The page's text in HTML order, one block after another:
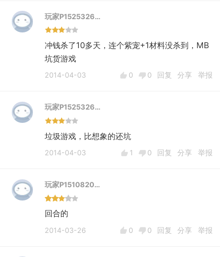
玩家P1525326…
冲钱杀了10多天，连个紫宠+1材料没杀到，MB
坑货游戏
2014-04-03 0 0 回复 分享 举报
玩家P1525326…
2014-04-03 1 0 回复 分享 举报
玩家P1510820…
回合的
2014-03-26 0 0 回复 分享 举报